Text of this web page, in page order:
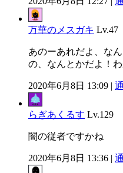
万華のメスガキ Lv.47
あのーあれだよ、な
の、なんとかだよ！
2020年6月8日 13:09 |
らぎあくるす Lv.129
闇の従者ですかね
2020年6月8日 13:36 |